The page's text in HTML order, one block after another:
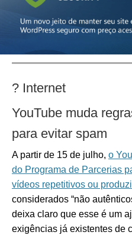
? Internet
YouTube muda
para evitar spam
A partir de 15 de julho, o
do Programa de Parcerias
vídeos repetitivos ou
considerados “não
deixa claro que esse é um
exigências já existentes de